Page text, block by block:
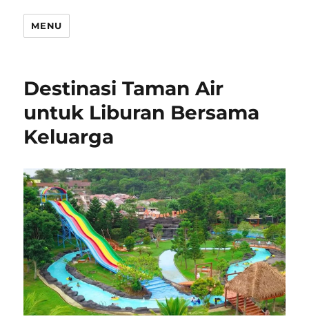
MENU
Destinasi Taman Air
untuk Liburan Bersama
Keluarga